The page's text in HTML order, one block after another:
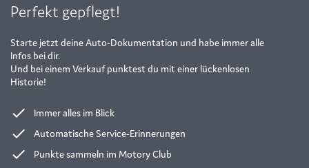
Perfekt gepflegt!
Starte jetzt deine Auto-Dokumentation und habe immer alle
Infos bei dir.
Und bei einem Verkauf punktest du mit einer lückenlosen
Historie!
done Immer alles im Blick
done Automatische Service-Erinnerungen
done Punkte sammeln im Motory Club